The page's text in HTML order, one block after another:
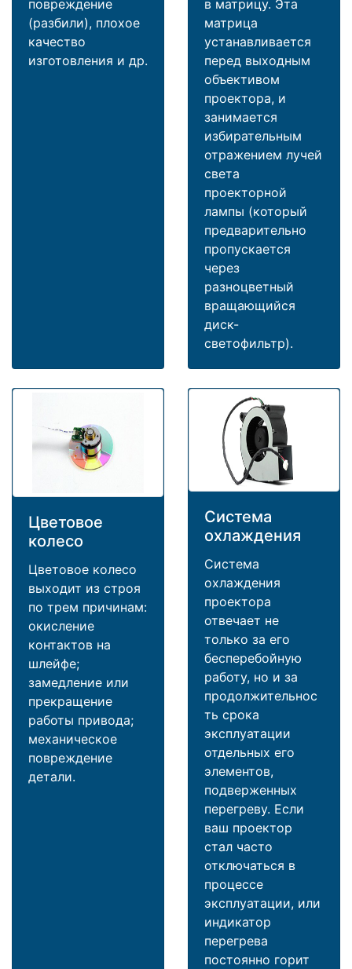
повреждение
(разбили), плохое
качество
изготовления и др.
в матрицу. Эта
матрица
устанавливается
перед выходным
объективом
проектора, и
занимается
избирательным
отражением лучей
света
проекторной
лампы (который
предварительно
пропускается
через
разноцветный
вращающийся
диск-
светофильтр).
Цветовое
колесо
Цветовое колесо
выходит из строя
по трем причинам:
окисление
контактов на
шлейфе;
замедление или
прекращение
работы привода;
механическое
повреждение
детали.
Система
охлаждения
Система
охлаждения
проектора
отвечает не
только за его
бесперебойную
работу, но и за
продолжительнос
ть срока
эксплуатации
отдельных его
элементов,
подверженных
перегреву. Если
ваш проектор
стал часто
отключаться в
процессе
эксплуатации, или
индикатор
перегрева
постоянно горит